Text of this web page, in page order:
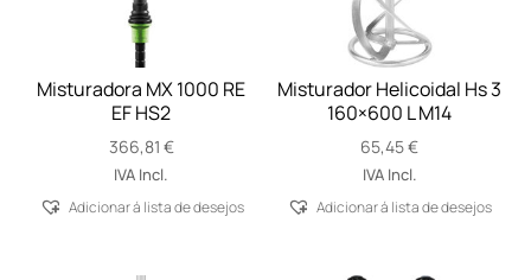
Misturadora MX 1000 RE
EF HS2
366,81 €
IVA Incl.
Adicionar á lista de desejos
Misturador Helicoidal Hs 3
160×600 L M14
65,45€
IVA Incl.
Adicionar á lista de desejos